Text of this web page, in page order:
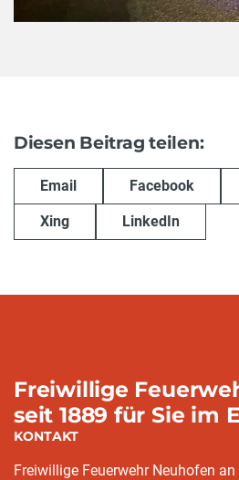
Diesen Beitrag teilen:
Email Facebook
Xing LinkedIn
Freiwillige
seit 1889 für Sie im
KONTAKT
Freiwillige Feuerwehr Neuhofen an